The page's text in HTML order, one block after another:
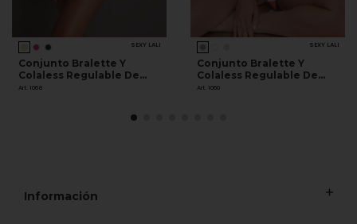
SEXY LALI
Conjunto Bralette Y
Colaless Regulable De
Puntilla
Art. 1068
SEXY LALI
Conjunto Bralette Y
Colaless Regulable De
Algodón Y Lycra
Art. 1060
Información